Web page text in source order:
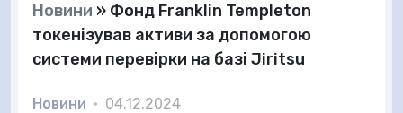
Новини » Фонд Franklin Templeton
токенізував активи за допомогою
системи перевірки на базі Jiritsu
Новини • 04.12.2024